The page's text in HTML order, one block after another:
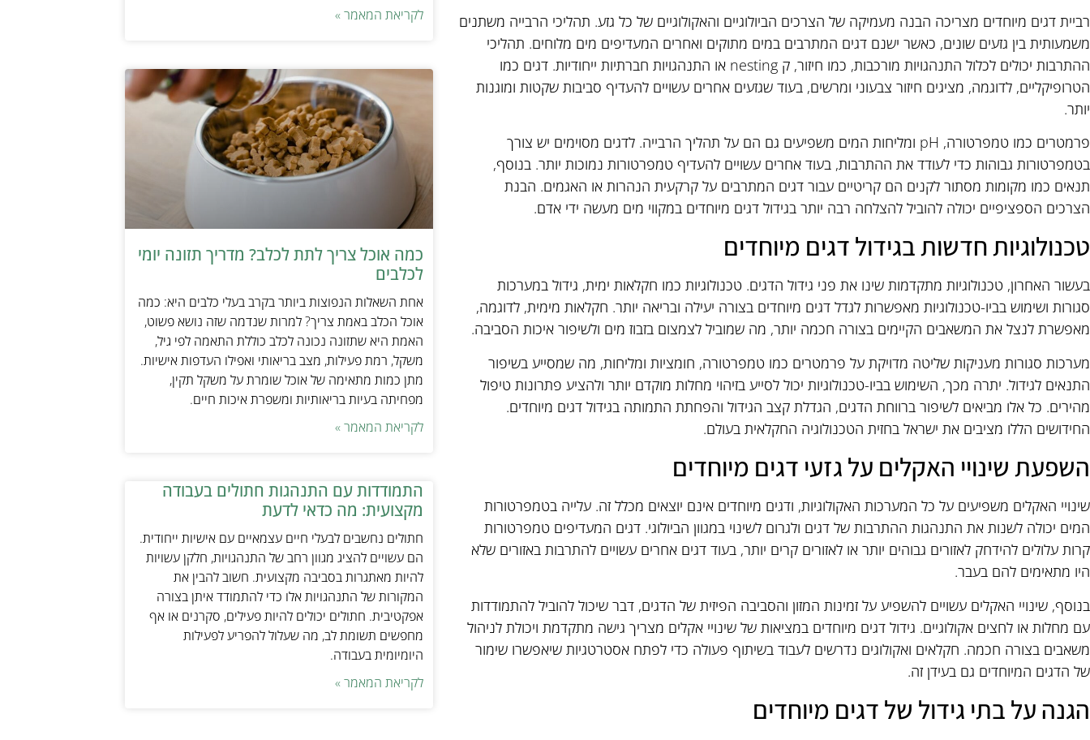
רביית דגים מיוחדים מצריכה הבנה מעמיקה של הצרכים הביולוגיים והאקולוגיים של כל גזע. תהליכי הרבייה משתנים
משמעותית בין גזעים שונים, כאשר ישנם דגים המתרבים במים מתוקים ואחרים המעדיפים מים מלוחים. תהליכי
ההתרבות יכולים לכלול התנהגויות מורכבות, כמו חיזור, ק nesting או התנהגויות חברתיות ייחודיות. דגים כמו
הטרופיקליים, לדוגמה, מציגים חיזור צבעוני ומרשים, בעוד שגזעים אחרים עשויים להעדיף סביבות שקטות ומוגנות
יותר.
פרמטרים כמו טמפרטורה, pH ומליחות המים משפיעים גם הם על תהליך הרבייה. לדגים מסוימים יש צורך
בטמפרטורות גבוהות כדי לעודד את ההתרבות, בעוד אחרים עשויים להעדיף טמפרטורות נמוכות יותר. בנוסף,
תנאים כמו מקומות מסתור לקנים הם קריטיים עבור דגים המתרבים על קרקעית הנהרות או האגמים. הבנת
הצרכים הספציפיים יכולה להוביל להצלחה רבה יותר בגידול דגים מיוחדים במקווי מים מעשה ידי אדם.
טכנולוגיות חדשות בגידול דגים מיוחדים
בעשור האחרון, טכנולוגיות מתקדמות שינו את פני גידול הדגים. טכנולוגיות כמו חקלאות ימית, גידול במערכות
סגורות ושימוש בביו-טכנולוגיות מאפשרות לגדל דגים מיוחדים בצורה יעילה ובריאה יותר. חקלאות מימית, לדוגמה,
מאפשרת לנצל את המשאבים הקיימים בצורה חכמה יותר, מה שמוביל לצמצום בזבוז מים ולשיפור איכות הסביבה.
מערכות סגורות מעניקות שליטה מדויקת על פרמטרים כמו טמפרטורה, חומציות ומליחות, מה שמסייע בשיפור
התנאים לגידול. יתרה מכך, השימוש בביו-טכנולוגיות יכול לסייע בזיהוי מחלות מוקדם יותר ולהציע פתרונות טיפול
מהירים. כל אלו מביאים לשיפור ברווחת הדגים, הגדלת קצב הגידול והפחתת התמותה בגידול דגים מיוחדים.
החידושים הללו מציבים את ישראל בחזית הטכנולוגיה החקלאית בעולם.
השפעת שינויי האקלים על גזעי דגים מיוחדים
שינויי האקלים משפיעים על כל המערכות האקולוגיות, ודגים מיוחדים אינם יוצאים מכלל זה. עלייה בטמפרטורות
המים יכולה לשנות את התנהגות ההתרבות של דגים ולגרום לשינוי במגוון הביולוגי. דגים המעדיפים טמפרטורות
קרות עלולים להידחק לאזורים גבוהים יותר או לאזורים קרים יותר, בעוד דגים אחרים עשויים להתרבות באזורים שלא
היו מתאימים להם בעבר.
בנוסף, שינויי האקלים עשויים להשפיע על זמינות המזון והסביבה הפיזית של הדגים, דבר שיכול להוביל להתמודדות
עם מחלות או לחצים אקולוגיים. גידול דגים מיוחדים במציאות של שינויי אקלים מצריך גישה מתקדמת ויכולת לניהול
משאבים בצורה חכמה. חקלאים ואקולוגים נדרשים לעבוד בשיתוף פעולה כדי לפתח אסטרטגיות שיאפשרו שימור
של הדגים המיוחדים גם בעידן זה.
הגנה על בתי גידול של דגים מיוחדים
לקריאת המאמר »
כמה אוכל צריך לתת לכלב? מדריך תזונה יומי
לכלבים
אחת השאלות הנפוצות ביותר בקרב בעלי כלבים היא: כמה
אוכל הכלב באמת צריך? למרות שנדמה שזה נושא פשוט,
האמת היא שתזונה נכונה לכלב כוללת התאמה לפי גיל,
משקל, רמת פעילות, מצב בריאותי ואפילו העדפות אישיות.
מתן כמות מתאימה של אוכל שומרת על משקל תקין,
מפחיתה בעיות בריאותיות ומשפרת איכות חיים.
לקריאת המאמר »
התמודדות עם התנהגות חתולים בעבודה
מקצועית: מה כדאי לדעת
חתולים נחשבים לבעלי חיים עצמאיים עם אישיות ייחודית.
הם עשויים להציג מגוון רחב של התנהגויות, חלקן עשויות
להיות מאתגרות בסביבה מקצועית. חשוב להבין את
המקורות של התנהגויות אלו כדי להתמודד איתן בצורה
אפקטיבית. חתולים יכולים להיות פעילים, סקרנים או אף
מחפשים תשומת לב, מה שעלול להפריע לפעילות
היומיומית בעבודה.
לקריאת המאמר »